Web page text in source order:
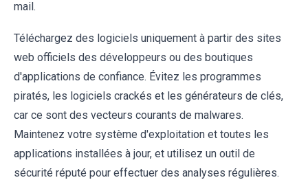
mail.
Téléchargez des logiciels uniquement à partir des sites
web officiels des développeurs ou des boutiques
d'applications de confiance. Évitez les programmes
piratés, les logiciels crackés et les générateurs de clés,
car ce sont des vecteurs courants de malwares.
Maintenez votre système d'exploitation et toutes les
applications installées à jour, et utilisez un outil de
sécurité réputé pour effectuer des analyses régulières.